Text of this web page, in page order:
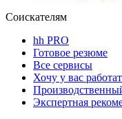
Соискателям
hh PRO
Готовое резюме
Все сервисы
Хочу у вас
Экспертная